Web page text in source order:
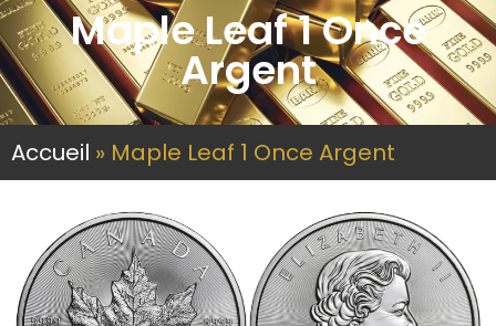
Maple Leaf 1 Once
Argent
Accueil » Maple Leaf 1 Once Argent